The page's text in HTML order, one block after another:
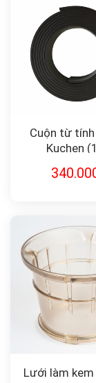
Cuộn từ
Kuchen
Lưới làm kem